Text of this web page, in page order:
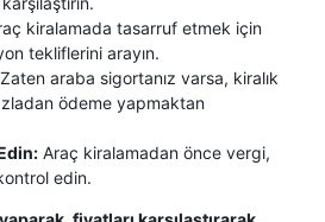
kiralamada tasarruf etmek için
tekliflerini arayın.
Zaten araba sigortanız varsa, kiralık
ödeme yapmaktan
Araç kiralamadan önce vergi,
edin.